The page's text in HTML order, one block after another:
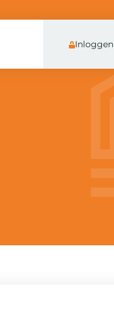
Inloggen